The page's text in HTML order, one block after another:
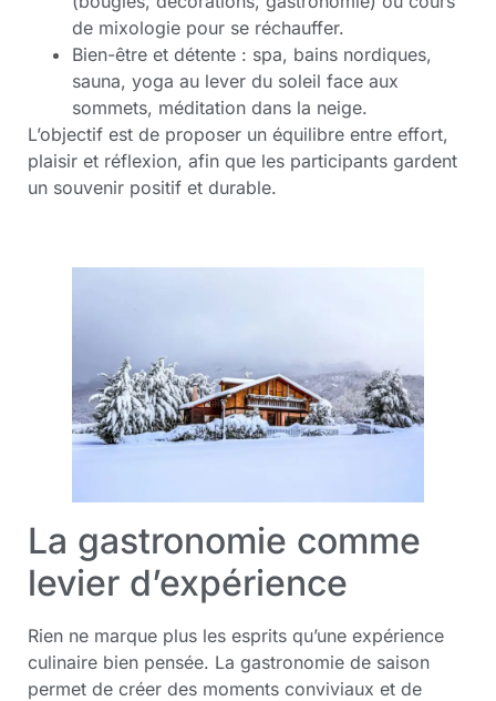
de mixologie pour se réchauffer.
Bien-être et détente : spa, bains nordiques,
sauna, yoga au lever du soleil face aux
sommets, méditation dans la neige.
L’objectif est de proposer un équilibre entre effort,
plaisir et réflexion, afin que les participants gardent
un souvenir positif et durable.
La gastronomie comme
levier d’expérience
Rien ne marque plus les esprits qu’une expérience
culinaire bien pensée. La gastronomie de saison
permet de créer des moments conviviaux et de